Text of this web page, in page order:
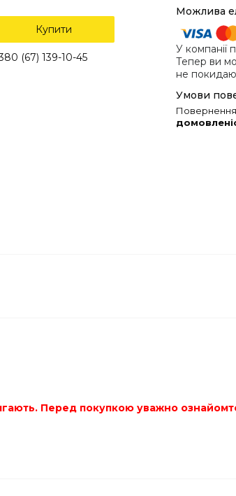
Купити
(67) 139-10-45
У компанії
Тепер ви
не
Перед покупкою уважно